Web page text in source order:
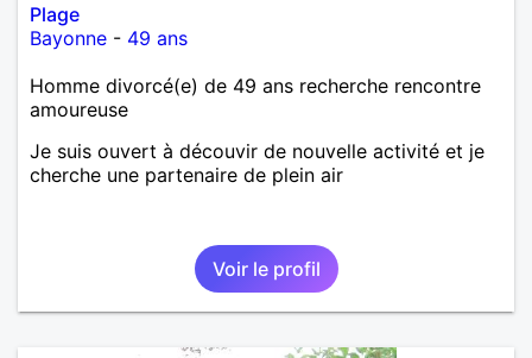
Plage
Bayonne - 49 ans
Homme divorcé(e) de 49 ans recherche rencontre
amoureuse
Je suis ouvert à découvir de nouvelle activité et je
cherche une partenaire de plein air
Voir le profil